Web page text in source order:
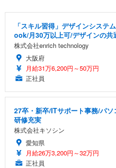
「スキル習得」デザインシス
ook/月30万以上可/デザインの共
株式会社enrich technology
大阪府
月給31万6,200円～50万円
正社員
27卒・新卒/ITサポート事務/パ
研修充実
株式会社キソシン
愛知県
月給26万3,200円～32万円
正社員